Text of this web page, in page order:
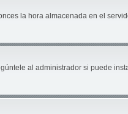
la hora almacenada en el
al administrador si puede